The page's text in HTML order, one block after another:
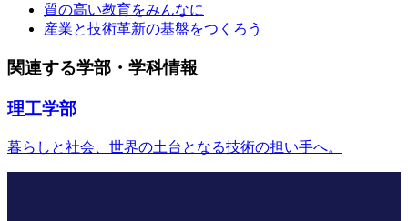
質の高い教育をみんなに
産業と技術革新の基盤をつくろう
関連する学部・学科情報
理工学部
暮らしと社会、世界の土台となる技術の担い手へ。